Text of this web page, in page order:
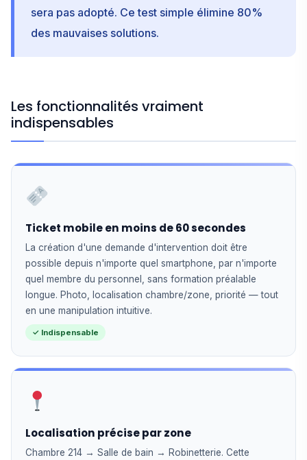
sera pas adopté. Ce test simple élimine 80%
des mauvaises solutions.
Les fonctionnalités vraiment
indispensables
Ticket mobile en moins de 60 secondes
La création d'une demande d'intervention doit être
possible depuis n'importe quel smartphone, par n'importe
quel membre du personnel, sans formation préalable
longue. Photo, localisation chambre/zone, priorité — tout
en une manipulation intuitive.
✓ Indispensable
Localisation précise par zone
Chambre 214 → Salle de bain → Robinetterie. Cette